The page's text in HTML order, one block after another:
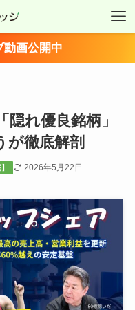
動画公開中
れ優良銘柄」
が徹底解剖
2026年5月22日